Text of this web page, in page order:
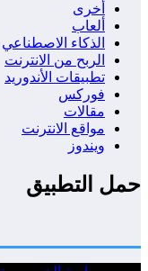
أخرى
ألعاب
الذكاء الاصطناعي
الربح من الانترنت
تطبيقات الأندوريد
فوركس
مقالات
مواقع الانترنت
ويندوز
حمل التطبيق